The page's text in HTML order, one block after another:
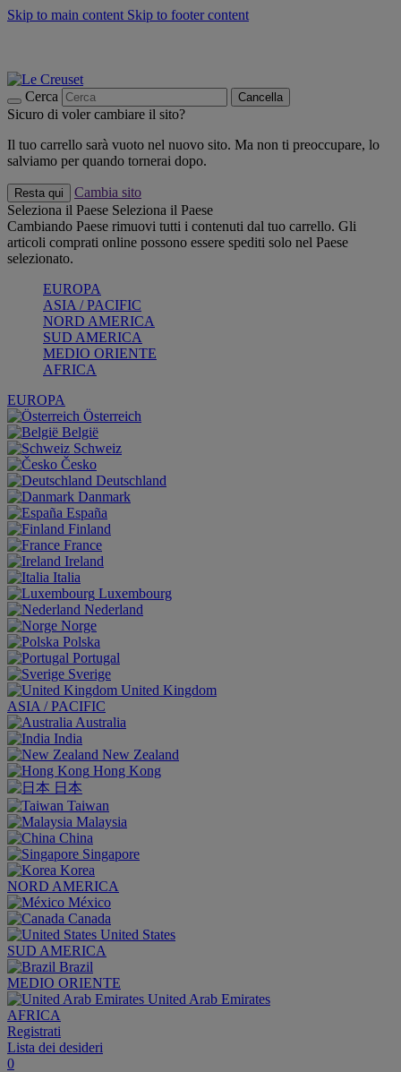
Skip to main content Skip to footer content
Cerca Cancella
Sicuro di voler cambiare il sito?
Il tuo carrello sarà vuoto nel nuovo sito. Ma non ti preoccupare, lo
salviamo per quando tornerai dopo.
Resta qui
Cambia sito
Seleziona il Paese Seleziona il Paese
Cambiando Paese rimuovi tutti i contenuti dal tuo carrello. Gli
articoli comprati online possono essere spediti solo nel Paese
selezionato.
EUROPA
ASIA / PACIFIC
NORD AMERICA
SUD AMERICA
MEDIO ORIENTE
AFRICA
EUROPA
Österreich
België
Schweiz
Česko
Deutschland
Danmark
España
Finland
France
Ireland
Italia
Luxembourg
Nederland
Norge
Polska
Portugal
Sverige
United Kingdom
ASIA / PACIFIC
Australia
India
New Zealand
Hong Kong
日本
Taiwan
Malaysia
China
Singapore
Korea
NORD AMERICA
México
Canada
United States
SUD AMERICA
Brazil
MEDIO ORIENTE
United Arab Emirates
AFRICA
Registrati
Lista dei desideri
0